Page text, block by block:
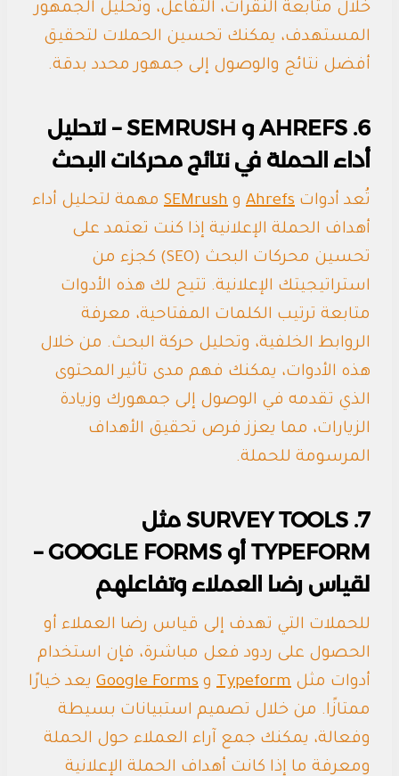
خلال متابعة النقرات، التفاعل، وتحليل الجمهور
المستهدف، يمكنك تحسين الحملات لتحقيق
أفضل نتائج والوصول إلى جمهور محدد بدقة.
6. AHREFS و SEMRUSH – لتحليل
أداء الحملة في نتائج محركات البحث
تُعد أدوات Ahrefs و SEMrush مهمة لتحليل أداء
أهداف الحملة الإعلانية إذا كنت تعتمد على
تحسين محركات البحث (SEO) كجزء من
استراتيجيتك الإعلانية. تتيح لك هذه الأدوات
متابعة ترتيب الكلمات المفتاحية، معرفة
الروابط الخلفية، وتحليل حركة البحث. من خلال
هذه الأدوات، يمكنك فهم مدى تأثير المحتوى
الذي تقدمه في الوصول إلى جمهورك وزيادة
الزيارات، مما يعزز فرص تحقيق الأهداف
المرسومة للحملة.
7. SURVEY TOOLS مثل
TYPEFORM أو GOOGLE FORMS –
لقياس رضا العملاء وتفاعلهم
للحملات التي تهدف إلى قياس رضا العملاء أو
الحصول على ردود فعل مباشرة، فإن استخدام
أدوات مثل Typeform و Google Forms يعد خيارًا
ممتازًا. من خلال تصميم استبيانات بسيطة
وفعالة، يمكنك جمع آراء العملاء حول الحملة
ومعرفة ما إذا كانت أهداف الحملة الإعلانية